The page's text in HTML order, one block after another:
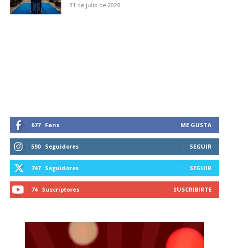
31 de julio de 2026
677 Fans ME GUSTA
590 Seguidores SEGUIR
747 Seguidores SEGUIR
74 Suscriptores SUSCRIBIRTE